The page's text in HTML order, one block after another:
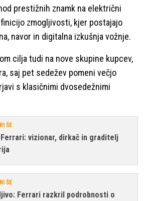
prestižnih znamk na električni
zmogljivosti, kjer postajajo
navor in digitalna izkušnja vožnje.
cilja tudi na nove skupine kupcev,
saj pet sedežev pomeni večjo
s klasičnimi dvosedežnimi
ŠE
Ferrari: vizionar, dirkač in graditelj
ŠE
Ferrari razkril podrobnosti o